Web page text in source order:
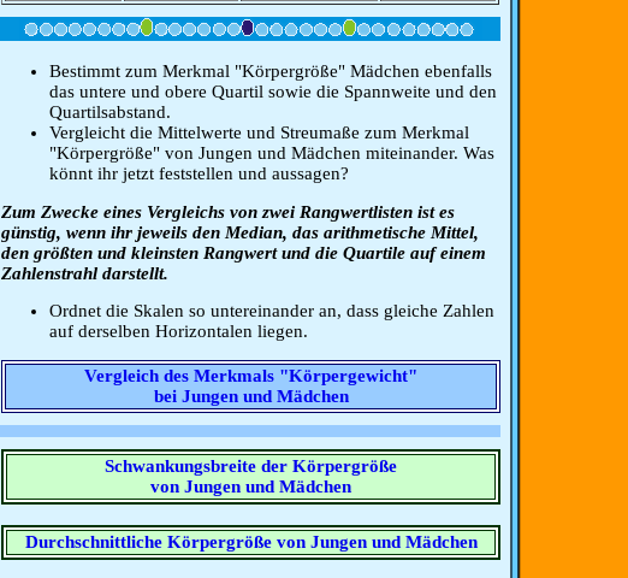
Bestimmt zum Merkmal "Körpergröße" Mädchen ebenfalls
das untere und obere Quartil sowie die Spannweite und den
Quartilsabstand.
Vergleicht die Mittelwerte und Streumaße zum Merkmal
"Körpergröße" von Jungen und Mädchen miteinander. Was
könnt ihr jetzt feststellen und aussagen?
Zum Zwecke eines Vergleichs von zwei Rangwertlisten ist es
günstig, wenn ihr jeweils den Median, das arithmetische Mittel,
den größten und kleinsten Rangwert und die Quartile auf einem
Zahlenstrahl darstellt.
Ordnet die Skalen so untereinander an, dass gleiche Zahlen
auf derselben Horizontalen liegen.
Vergleich des Merkmals "Körpergewicht"
bei Jungen und Mädchen
Schwankungsbreite der Körpergröße
von Jungen und Mädchen
Durchschnittliche Körpergröße von Jungen und Mädchen